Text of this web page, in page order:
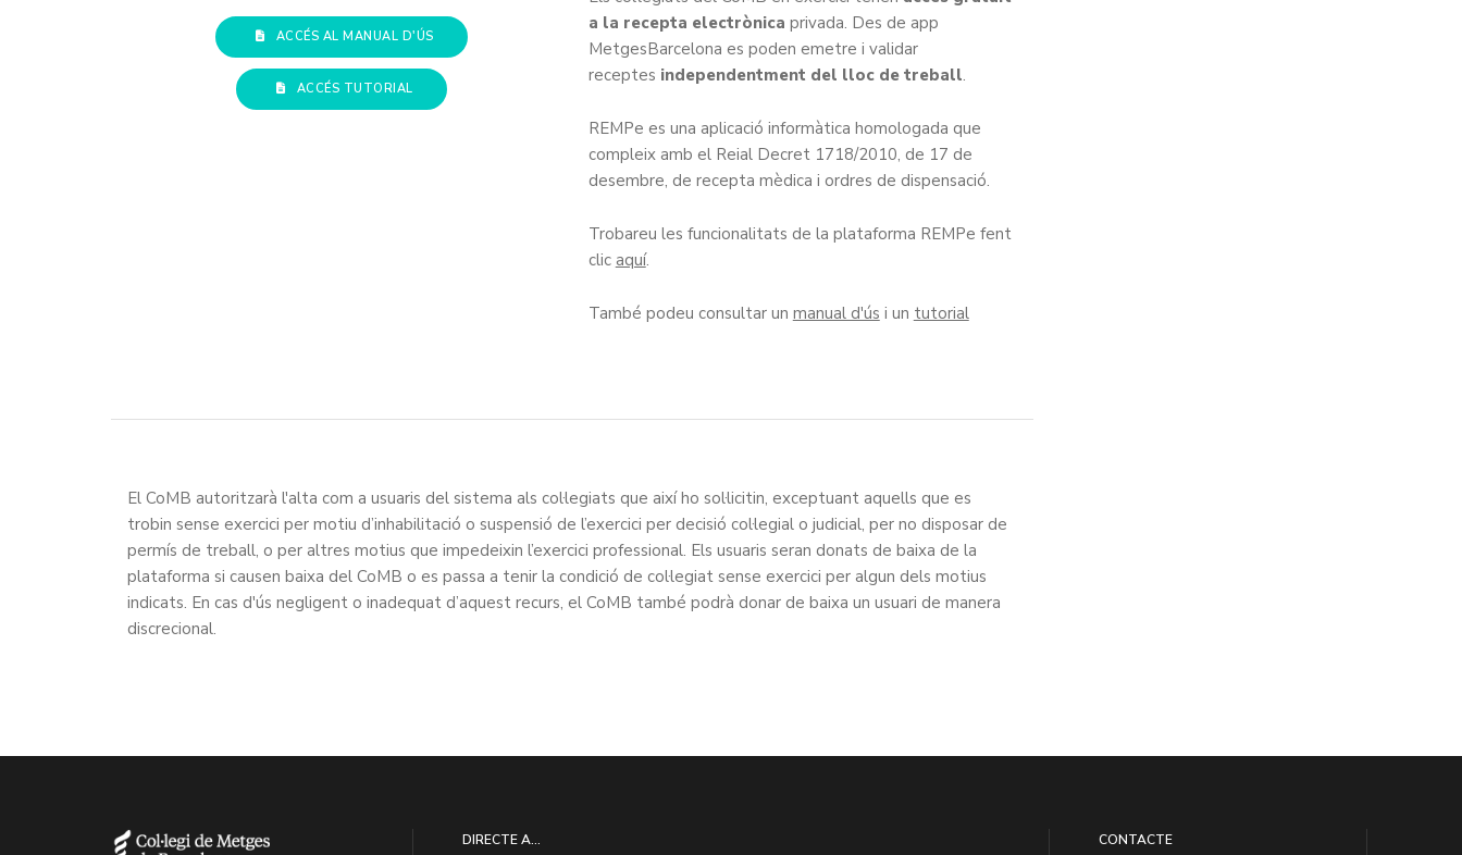
ACCÉS AL MANUAL D'ÚS
ACCÉS TUTORIAL
a la recepta electrònica privada. Des de app
MetgesBarcelona es poden emetre i validar
receptes independentment del lloc de treball.
REMPe es una aplicació informàtica homologada que
compleix amb el Reial Decret 1718/2010, de 17 de
desembre, de recepta mèdica i ordres de dispensació.
Trobareu les funcionalitats de la plataforma REMPe fent
clic aquí.
També podeu consultar un manual d'ús i un tutorial
El CoMB autoritzarà l'alta com a usuaris del sistema als col·legiats que així ho sol·licitin, exceptuant aquells que es
trobin sense exercici per motiu d’inhabilitació o suspensió de l’exercici per decisió col·legial o judicial, per no disposar de
permís de treball, o per altres motius que impedeixin l’exercici professional. Els usuaris seran donats de baixa de la
plataforma si causen baixa del CoMB o es passa a tenir la condició de col·legiat sense exercici per algun dels motius
indicats. En cas d'ús negligent o inadequat d’aquest recurs, el CoMB també podrà donar de baixa un usuari de manera
discrecional.
DIRECTE A... CONTACTE